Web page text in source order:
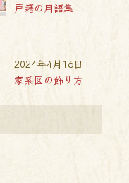
戸籍の用語集
家系図の飾り方
2024年4月16日